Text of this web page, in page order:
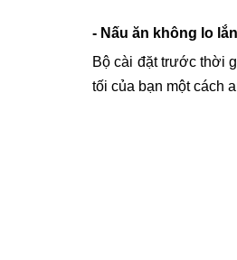
- Nấu ăn không lo
Bộ cài đặt trước thời
tối của bạn một cách